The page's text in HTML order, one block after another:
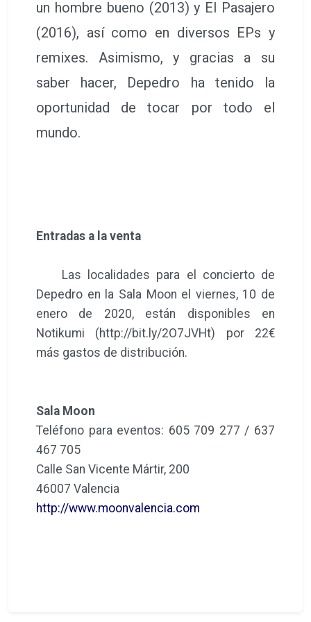
un hombre bueno (2013) y El Pasajero
(2016), así como en diversos EPs y
remixes. Asimismo, y gracias a su
saber hacer, Depedro ha tenido la
oportunidad de tocar por todo el
mundo.
Entradas a la venta
Las localidades para el concierto de
Depedro en la Sala Moon el viernes, 10 de
enero de 2020, están disponibles en
Notikumi (http://bit.ly/2O7JVHt) por 22€
más gastos de distribución.
Sala Moon
Teléfono para eventos: 605 709 277 / 637
467 705
Calle San Vicente Mártir, 200
46007 Valencia
http://www.moonvalencia.com